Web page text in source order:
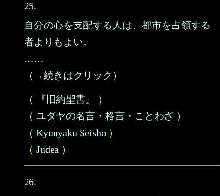
25.
自分の心を支配する人は、都市を占領する
者よりもよい。
……
（→続きはクリック）
（ 『旧約聖書』
）
（ ユダヤの名言・格言・ことわざ ）
（ Kyuuyaku Seisho ）
（ Judea ）
26.